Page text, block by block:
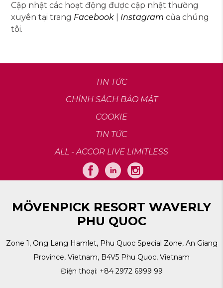
Cập nhật các hoạt động được cập nhật thường
xuyên tại trang Facebook Instagram của chúng
tôi.
TIN TỨC
CHÍNH SÁCH BẢO MẬT
COOKIE
TIN TỨC
ALL - ACCOR LIVE LIMITLESS
MÖVENPICK RESORT WAVERLY
PHU QUOC
Zone 1, Ong Lang Hamlet, Phu Quoc Special Zone, An Giang
Province, Vietnam, B4V5 Phu Quoc, Vietnam
Điện thoại: +84 2972 6999 99